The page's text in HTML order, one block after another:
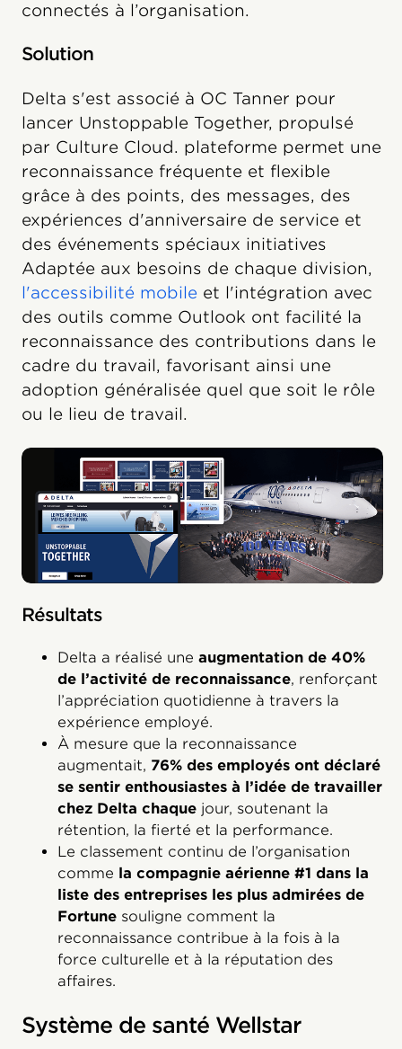
connectés à l’organisation.
Solution
Delta s'est associé à OC Tanner pour
lancer Unstoppable Together, propulsé
par Culture Cloud. plateforme permet une
reconnaissance fréquente et flexible
grâce à des points, des messages, des
expériences d'anniversaire de service et
des événements spéciaux initiatives
Adaptée aux besoins de chaque division,
l'accessibilité mobile et l'intégration avec
des outils comme Outlook ont ​​facilité la
reconnaissance des contributions dans le
cadre du travail, favorisant ainsi une
adoption généralisée quel que soit le rôle
ou le lieu de travail.
Résultats
Delta a réalisé une augmentation de 40%
de l’activité de reconnaissance, renforçant
l’appréciation quotidienne à travers la
expérience employé.
À mesure que la reconnaissance
augmentait, 76% des employés ont déclaré
se sentir enthousiastes à l’idée de travailler
chez Delta chaque jour, soutenant la
rétention, la fierté et la performance.
Le classement continu de l’organisation
comme la compagnie aérienne #1 dans la
liste des entreprises les plus admirées de
Fortune souligne comment la
reconnaissance contribue à la fois à la
force culturelle et à la réputation des
affaires.
Système de santé Wellstar